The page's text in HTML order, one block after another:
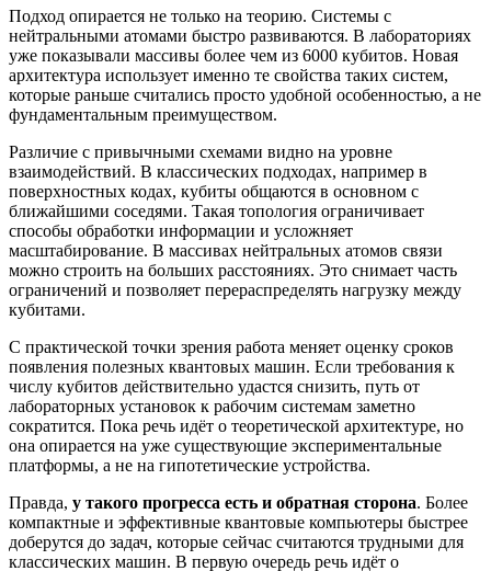
Подход опирается не только на теорию. Системы с
нейтральными атомами быстро развиваются. В лабораториях
уже показывали массивы более чем из 6000 кубитов. Новая
архитектура использует именно те свойства таких систем,
которые раньше считались просто удобной особенностью, а не
фундаментальным преимуществом.
Различие с привычными схемами видно на уровне
взаимодействий. В классических подходах, например в
поверхностных кодах, кубиты общаются в основном с
ближайшими соседями. Такая топология ограничивает
способы обработки информации и усложняет
масштабирование. В массивах нейтральных атомов связи
можно строить на больших расстояниях. Это снимает часть
ограничений и позволяет перераспределять нагрузку между
кубитами.
С практической точки зрения работа меняет оценку сроков
появления полезных квантовых машин. Если требования к
числу кубитов действительно удастся снизить, путь от
лабораторных установок к рабочим системам заметно
сократится. Пока речь идёт о теоретической архитектуре, но
она опирается на уже существующие экспериментальные
платформы, а не на гипотетические устройства.
Правда, у такого прогресса есть и обратная сторона. Более
компактные и эффективные квантовые компьютеры быстрее
доберутся до задач, которые сейчас считаются трудными для
классических машин. В первую очередь речь идёт о